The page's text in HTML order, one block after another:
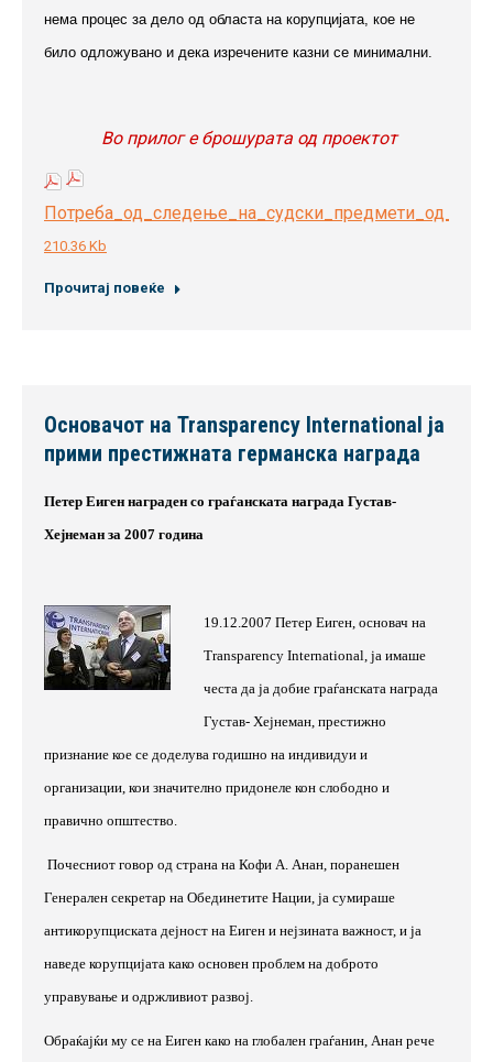
нема процес за дело од областа на корупцијата, кое не
било одложувано и дека изречените казни се минимални.
Во прилог е брошурата од проектот
210.36 Kb
Прочитај повеќе
Основачот на Transparency International ја
прими престижната германска награда
Петер Еиген награден со граѓанската награда Густав-
Хејнеман за 2007 година
19.12.2007 Петер Еиген, основач на
Transparency International, ја имаше
честа да ја добие граѓанската награда
Густав- Хејнеман, престижно
признание кое се доделува годишно на индивидуи и
организации, кои значително придонеле кон слободно и
правично општество.
Почесниот говор од страна на Кофи А. Анан, поранешен
Генерален секретар на Обединетите Нации, ја сумираше
антикорупциската дејност на Еиген и нејзината важност, и ја
наведе корупцијата како основен проблем на доброто
управување и одржливиот развој.
Обраќајќи му се на Еиген како на глобален граѓанин, Анан рече